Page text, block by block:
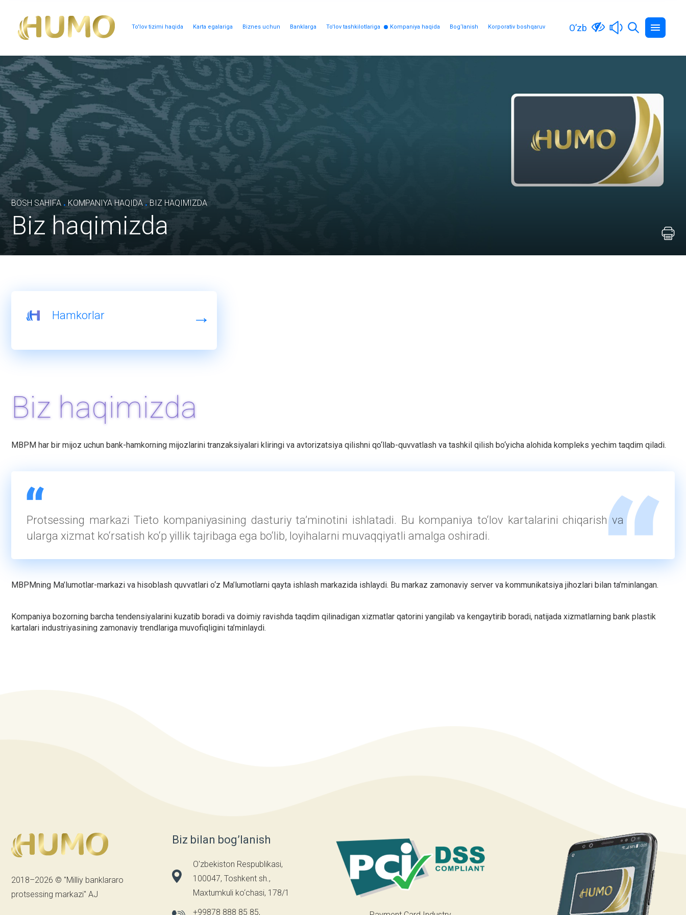
To'lov tizimi haqida Karta egalariga Biznes uchun Banklarga To'lov tashkilotlariga Kompaniya haqida Bog‘lanish Korporativ boshqaruv O’zb
BOSH SAHIFA . KOMPANIYA HAQIDA .BIZ HAQIMIZDA
Biz haqimizda
Hamkorlar
Biz haqimizda
MBPM har bir mijoz uchun bank-hamkorning mijozlarini tranzaksiyalari kliringi va avtorizatsiya qilishni qo‘llab-quvvatlash va tashkil qilish bo‘yicha alohida kompleks yechim taqdim qiladi.
Protsessing markazi Tieto kompaniyasining dasturiy ta’minotini ishlatadi. Bu kompaniya to‘lov kartalarini chiqarish va
ularga xizmat ko‘rsatish ko‘p yillik tajribaga ega bo‘lib, loyihalarni muvaqqiyatli amalga oshiradi.
MBPMning Ma’lumotlar-markazi va hisoblash quvvatlari o‘z Ma’lumotlarni qayta ishlash markazida ishlaydi. Bu markaz zamonaviy server va kommunikatsiya jihozlari bilan ta’minlangan.
Kompaniya bozorning barcha tendensiyalarini kuzatib boradi va doimiy ravishda taqdim qilinadigan xizmatlar qatorini yangilab va kengaytirib boradi, natijada xizmatlarning bank plastik
kartalari industriyasining zamonaviy trendlariga muvofiqligini ta’minlaydi.
2018–2026 © "Milliy banklararo
protsessing markazi" AJ
Biz bilan bog’lanish
O'zbekiston Respublikasi,
100047, Toshkent sh.,
Maxtumkuli ko‘chasi, 178/1
+99878 888 85 85,